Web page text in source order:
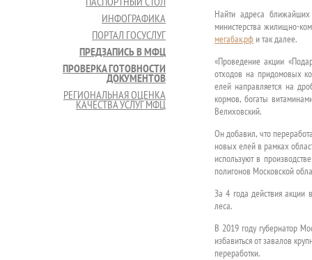
ИНФОГРАФИКА
ПОРТАЛ ГОСУСЛУГ
ПРЕДЗАПИСЬ В МФЦ
ПРОВЕРКА ГОТОВНОСТИ
ДОКУМЕНТОВ
РЕГИОНАЛЬНАЯ ОЦЕНКА
КАЧЕСТВА УСЛУГ МФЦ
Найти адреса
министерства жилищно-
мегабак.рф и так далее.
«Проведение акции
отходов на придомовых
елей направляется на
кормов, богаты
Велиховский.
Он добавил, что
новых елей в рамках
используют в
полигонов Московской
За 4 года действия акции
леса.
В 2019 году губернатор
избавиться от завалов
переработки.